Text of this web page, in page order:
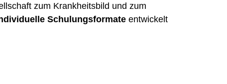
zum Krankheitsbild und zum
Schulungsformate entwickelt